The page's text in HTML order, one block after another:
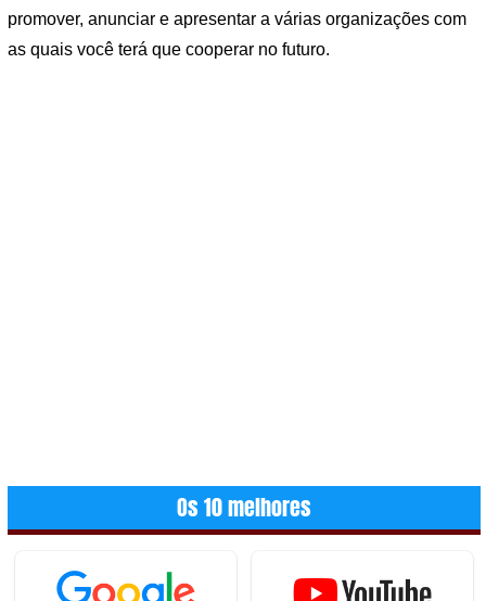
promover, anunciar e apresentar a várias organizações com
as quais você terá que cooperar no futuro.
Os 10 melhores